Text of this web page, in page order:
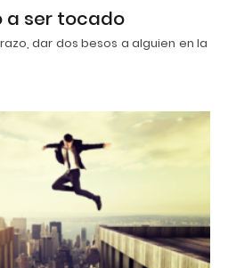
a ser tocado
dar dos besos a alguien en la